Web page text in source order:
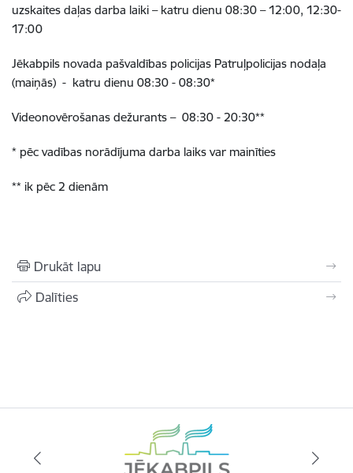
uzskaites daļas darba laiki – katru dienu 08:30 – 12:00, 12:30-
17:00
Jēkabpils novada pašvaldības policijas Patruļpolicijas nodaļa
(maiņās) - katru dienu 08:30 - 08:30*
Videonovērošanas dežurants – 08:30 - 20:30**
* pēc vadības norādījuma darba laiks var mainīties
** ik pēc 2 dienām
Drukāt lapu
Dalīties